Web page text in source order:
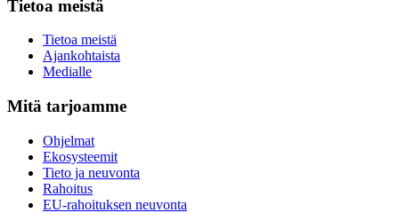
Tietoa meistä
Tietoa meistä
Ajankohtaista
Medialle
Mitä tarjoamme
Ohjelmat
Ekosysteemit
Tieto ja neuvonta
Rahoitus
EU-rahoituksen neuvonta